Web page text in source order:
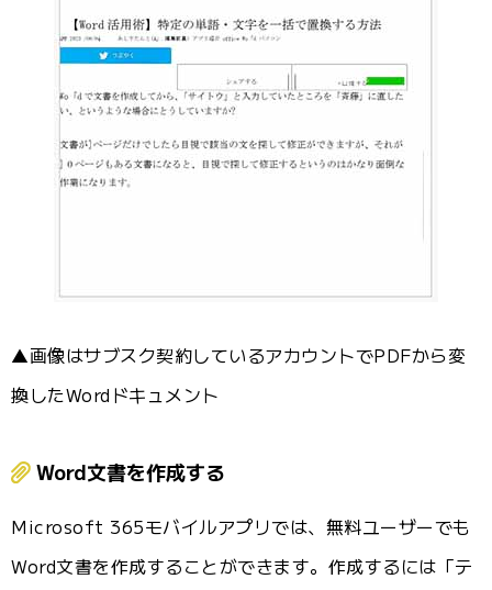
▲画像はサブスク契約しているアカウントでPDFから変
換したWordドキュメント
Word文書を作成する
Microsoft 365モバイルアプリでは、無料ユーザーでも
Word文書を作成することができます。作成するには「テ